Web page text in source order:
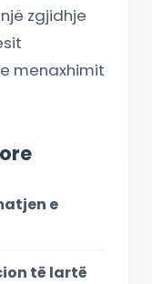
zgjidhje
menaxhimit
e
të lartë